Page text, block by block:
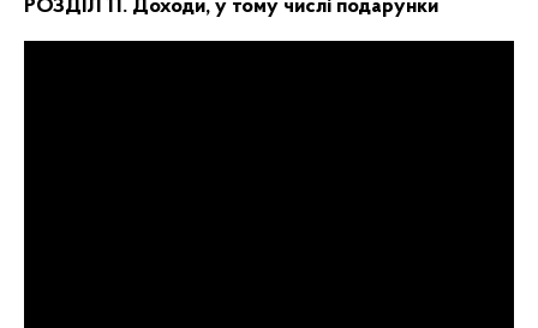
РОЗДІЛ 11. Доходи, у тому числі подарунки